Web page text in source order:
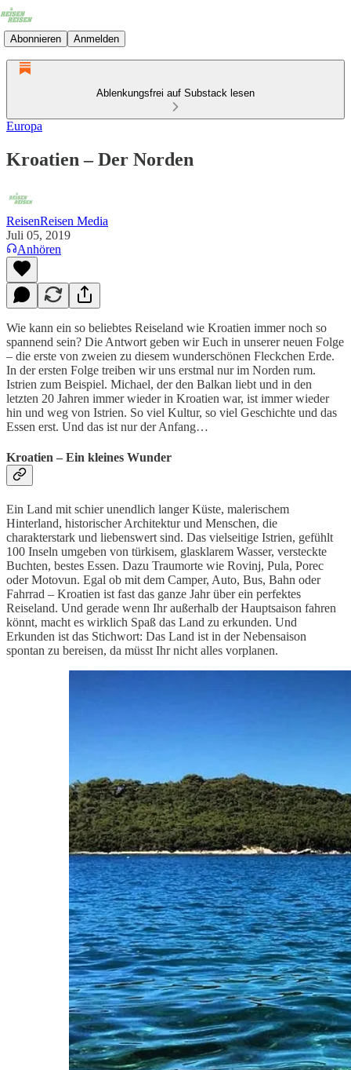
Abonnieren Anmelden
Ablenkungsfrei auf Substack lesen
Europa
Kroatien – Der Norden
ReisenReisen Media
Juli 05, 2019
Anhören
Wie kann ein so beliebtes Reiseland wie Kroatien immer noch so
spannend sein? Die Antwort geben wir Euch in unserer neuen Folge
– die erste von zweien zu diesem wunderschönen Fleckchen Erde.
In der ersten Folge treiben wir uns erstmal nur im Norden rum.
Istrien zum Beispiel. Michael, der den Balkan liebt und in den
letzten 20 Jahren immer wieder in Kroatien war, ist immer wieder
hin und weg von Istrien. So viel Kultur, so viel Geschichte und das
Essen erst. Und das ist nur der Anfang…
Kroatien – Ein kleines Wunder
Ein Land mit schier unendlich langer Küste, malerischem
Hinterland, historischer Architektur und Menschen, die
charakterstark und liebenswert sind. Das vielseitige Istrien, gefühlt
100 Inseln umgeben von türkisem, glasklarem Wasser, versteckte
Buchten, bestes Essen. Dazu Traumorte wie Rovinj, Pula, Porec
oder Motovun. Egal ob mit dem Camper, Auto, Bus, Bahn oder
Fahrrad – Kroatien ist fast das ganze Jahr über ein perfektes
Reiseland. Und gerade wenn Ihr außerhalb der Hauptsaison fahren
könnt, macht es wirklich Spaß das Land zu erkunden. Und
Erkunden ist das Stichwort: Das Land ist in der Nebensaison
spontan zu bereisen, da müsst Ihr nicht alles vorplanen.